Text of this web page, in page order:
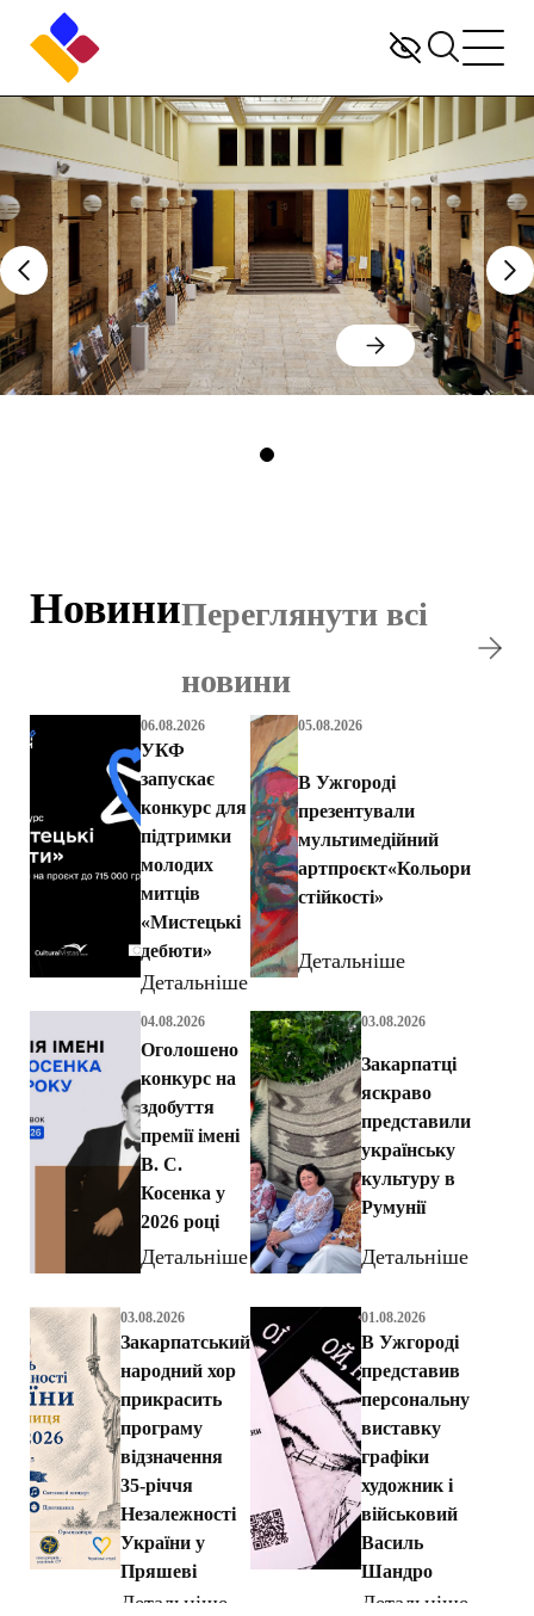
НовиниПереглянути всі
новини
06.08.2026
УКФ
запускає
конкурс для
підтримки
молодих
митців
«Мистецькі
дебюти»
Детальніше
05.08.2026
В Ужгороді
презентували
мультимедійний
артпроєкт«Кольори
стійкості»
Детальніше
04.08.2026
Оголошено
конкурс на
здобуття
премії імені
В. С.
Косенка у
2026 році
Детальніше
03.08.2026
Закарпатці
яскраво
представили
українську
культуру в
Румунії
Детальніше
03.08.2026
Закарпатський
народний хор
прикрасить
програму
відзначення
35-річчя
Незалежності
України у
Пряшеві
Детальніше
01.08.2026
В Ужгороді
представив
персональну
виставку
графіки
художник і
військовий
Василь
Шандро
Детальніше